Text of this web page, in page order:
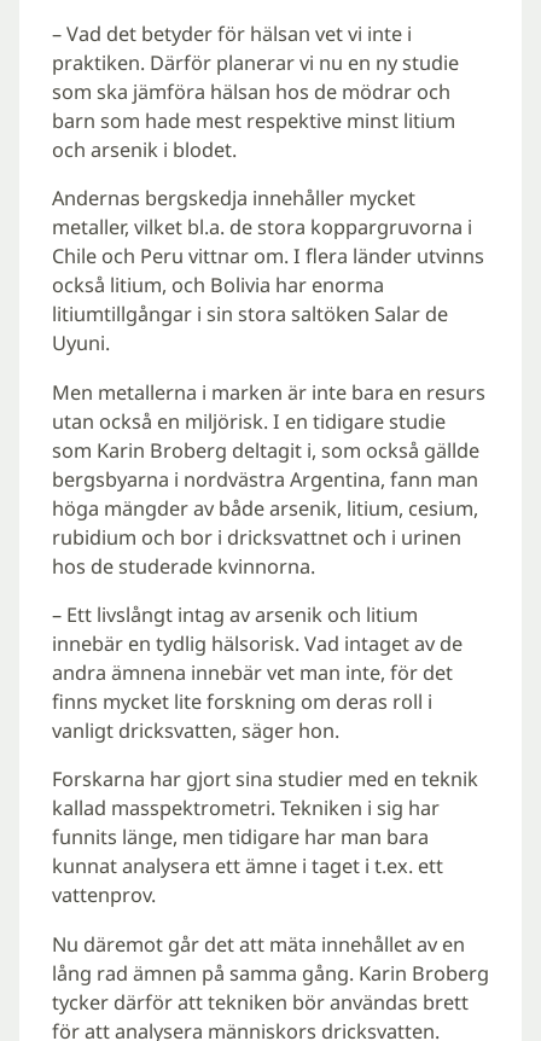
– Vad det betyder för hälsan vet vi inte i
praktiken. Därför planerar vi nu en ny studie
som ska jämföra hälsan hos de mödrar och
barn som hade mest respektive minst litium
och arsenik i blodet.
Andernas bergskedja innehåller mycket
metaller, vilket bl.a. de stora koppargruvorna i
Chile och Peru vittnar om. I flera länder utvinns
också litium, och Bolivia har enorma
litiumtillgångar i sin stora saltöken Salar de
Uyuni.
Men metallerna i marken är inte bara en resurs
utan också en miljörisk. I en tidigare studie
som Karin Broberg deltagit i, som också gällde
bergsbyarna i nordvästra Argentina, fann man
höga mängder av både arsenik, litium, cesium,
rubidium och bor i dricksvattnet och i urinen
hos de studerade kvinnorna.
– Ett livslångt intag av arsenik och litium
innebär en tydlig hälsorisk. Vad intaget av de
andra ämnena innebär vet man inte, för det
finns mycket lite forskning om deras roll i
vanligt dricksvatten, säger hon.
Forskarna har gjort sina studier med en teknik
kallad masspektrometri. Tekniken i sig har
funnits länge, men tidigare har man bara
kunnat analysera ett ämne i taget i t.ex. ett
vattenprov.
Nu däremot går det att mäta innehållet av en
lång rad ämnen på samma gång. Karin Broberg
tycker därför att tekniken bör användas brett
för att analysera människors dricksvatten.